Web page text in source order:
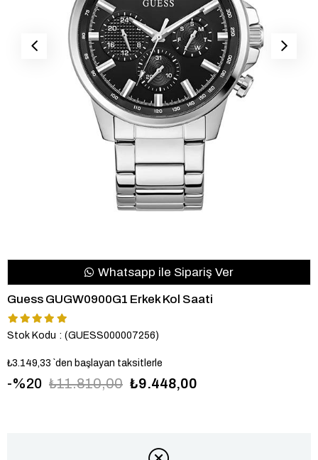
Whatsapp ile Sipariş Ver
Guess GUGW0900G1 Erkek Kol Saati
Stok Kodu (GUESS000007256)
₺3.149,33 `den başlayan taksitlerle
20 ₺11.810,00 ₺9.448,00